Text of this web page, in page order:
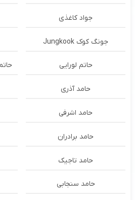
جواد کاغذی
جونگ کوک Jungkook
حاتم لورایی
حامد آذری
حامد اشرفی
حامد برادران
حامد تاجیک
حامد سنجابی